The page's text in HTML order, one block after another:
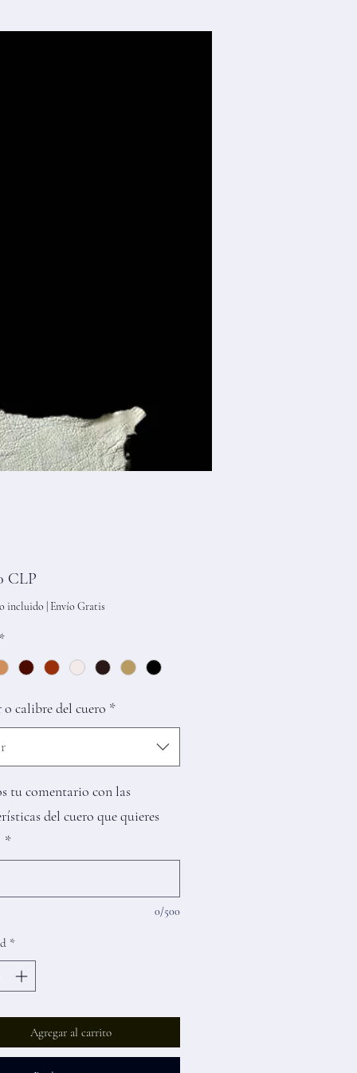
CLPPrecio
incluido| Envío Gratis
*
o calibre del cuero *
tu comentario con las
del cuero que quieres
*
0/500
*
Agregar al carrito